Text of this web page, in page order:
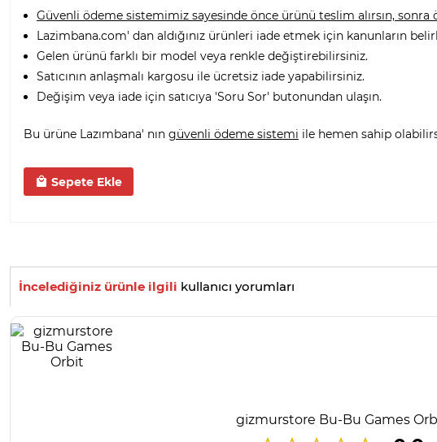
Güvenli ödeme sistemimiz sayesinde önce ürünü teslim alırsın, sonra
Lazimbana.com' dan aldığınız ürünleri iade etmek için kanunların
Gelen ürünü farklı bir model veya renkle değiştirebilirsiniz.
Satıcının anlaşmalı kargosu ile ücretsiz iade yapabilirsiniz.
Değişim veya iade için satıcıya 'Soru Sor' butonundan ulaşın.
Bu ürüne Lazımbana' nın güvenli ödeme sistemi ile hemen sahip
Sepete Ekle
İncelediğiniz ürünle ilgili kullanıcı yorumları
gizmurstore Bu-Bu Games